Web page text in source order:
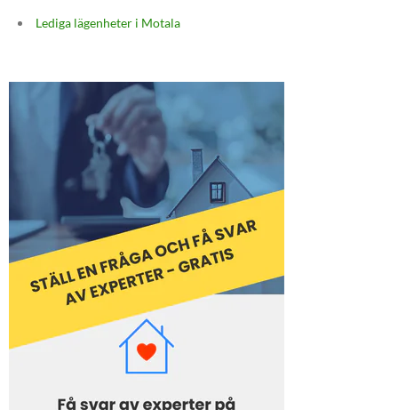
Lediga lägenheter i Motala